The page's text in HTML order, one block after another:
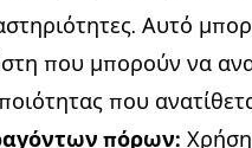
Αυτό
που μπορούν να
που
πόρων: